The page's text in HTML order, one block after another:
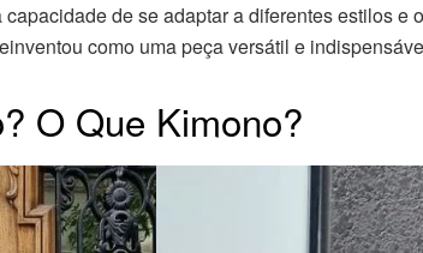
de se adaptar a diferentes estilos
como uma peça versátil e
O Que Kimono?